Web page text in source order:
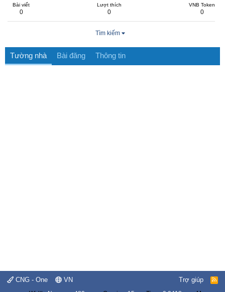
Bài viết
0
Lượt thích
0
VNB Token
0
Tìm kiếm
Tường nhà Bài đăng Thông tin
CNG - One VN Trợ giúp
R